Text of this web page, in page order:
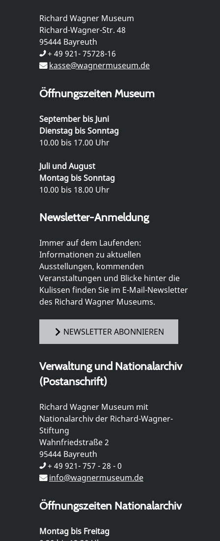
Richard Wagner Museum
Richard-Wagner-Str. 48
95444 Bayreuth
+ 49 921- 75728-16
kasse@wagnermuseum.de
Öffnungszeiten Museum
September bis Juni
Dienstag bis Sonntag
10.00 bis 17.00 Uhr
Juli und August
Montag bis Sonntag
10.00 bis 18.00 Uhr
Newsletter-Anmeldung
Immer auf dem Laufenden:
Informationen zu aktuellen
Ausstellungen, kommenden
Veranstaltungen und Blicke hinter die
Kulissen finden Sie im E-Mail-Newsletter
des Richard Wagner Museums.
NEWSLETTER ABONNIEREN
Verwaltung und Nationalarchiv
(Postanschrift)
Richard Wagner Museum mit
Nationalarchiv der Richard-Wagner-
Stiftung
Wahnfriedstraße 2
95444 Bayreuth
+ 49 921- 757 - 28 - 0
info@wagnermuseum.de
Öffnungszeiten Nationalarchiv
Montag bis Freitag